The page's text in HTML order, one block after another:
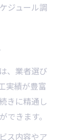
ジュール調
、業者選び
実績が豊富
きに精通し
きます。
ス内容やア